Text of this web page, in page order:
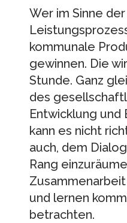
Wer im Sinne
kommunale
gewinnen. Die
Stunde. Ganz
des
Entwicklung und
kann es nicht
auch, dem
Rang
und lernen
betrachten.